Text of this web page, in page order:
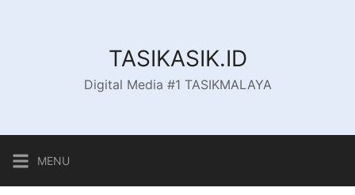
TASIKASIK.ID
Digital Media #1 TASIKMALAYA
MENU